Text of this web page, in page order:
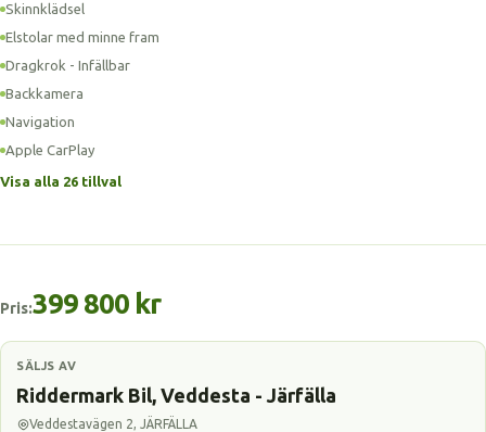
Skinnklädsel
Elstolar med minne fram
Dragkrok - Infällbar
Backkamera
Navigation
Apple CarPlay
Visa alla 26 tillval
Pris:399 800 kr
SÄLJS AV
Riddermark Bil, Veddesta - Järfälla
Veddestavägen 2, JÄRFÄLLA